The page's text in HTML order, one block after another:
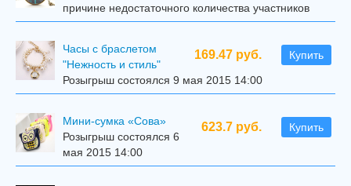
причине недостаточного количества участников
169.47 руб. Купить
Часы с браслетом
"Нежность и стиль"
Розыгрыш состоялся 9 мая 2015 14:00
623.7 руб. Купить
Мини-сумка «Сова»
Розыгрыш состоялся 6
мая 2015 14:00